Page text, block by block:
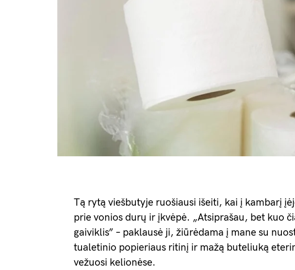
Tą rytą viešbutyje ruošiausi išeiti, kai į kambarį
prie vonios durų ir įkvėpė. „Atsiprašau, bet kuo
gaiviklis” – paklausė ji, žiūrėdama į mane su
tualetinio popieriaus ritinį ir mažą buteliuką
vežuosi kelionėse.